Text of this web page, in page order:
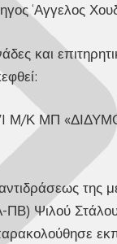
‘Αγγελος
και
Μ/Κ ΜΠ
της
Ψιλού